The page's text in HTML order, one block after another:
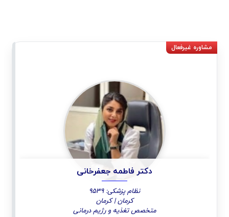
دکتر فاطمه جعفرخانی
نظام پزشکی: 9539
کرمان | کرمان
متخصص تغذیه و رژیم درمانی